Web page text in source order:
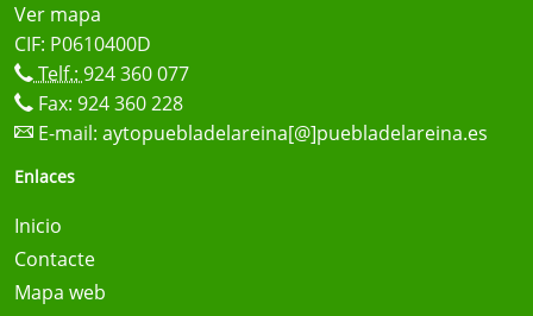
Ver mapa
CIF: P0610400D
Telf.: 924 360 077
Fax: 924 360 228
E-mail: aytopuebladelareina[@]puebladelareina.es
Enlaces
Inicio
Contacte
Mapa web